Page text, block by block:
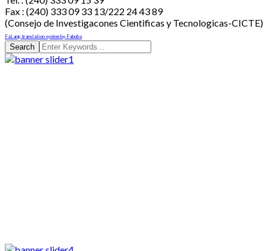
Fax : (240) 333 09 33 13/222 24 43 89
(Consejo de Investigacones Cientificas y Tecnologicas-CICTE)
FaLang translation system by Faboba
Search